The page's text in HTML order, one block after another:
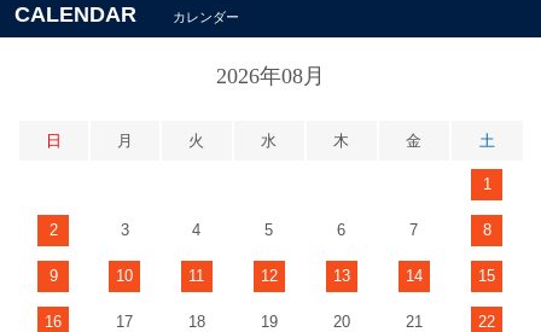
CALENDAR カレンダー
2026年08月
日 月 火 水 木 金 土
1
2 3 4 5 6 7 8
9 10 11 12 13 14 15
16 17 18 19 20 21 22